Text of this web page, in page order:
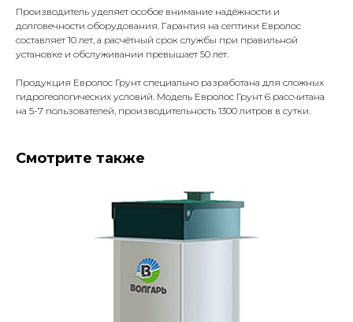
Производитель уделяет особое внимание надёжности и
долговечности оборудования. Гарантия на септики Евролос
составляет 10 лет, а расчётный срок службы при правильной
установке и обслуживании превышает 50 лет.
Продукция Евролос Грунт специально разработана для сложных
гидрогеологических условий. Модель Евролос Грунт 6 рассчитана
на 5-7 пользователей, производительность 1300 литров в сутки.
Смотрите также